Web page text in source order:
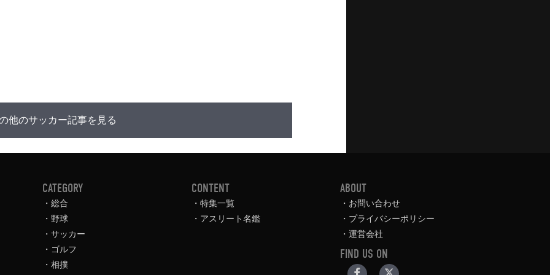
他のサッカー記事を見る
CATEGORY
総合
野球
サッカー
ゴルフ
相撲
CONTENT
特集一覧
アスリート名鑑
ABOUT
お問い合わせ
プライバシーポリシー
運営会社
FIND US ON